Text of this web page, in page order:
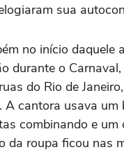
sua
no início daquele
durante o Carnaval,
do Rio de
A cantora usava um
combinando e um
da roupa ficou nas